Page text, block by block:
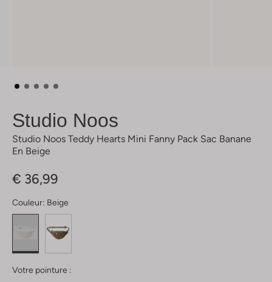
Studio Noos
Studio Noos Teddy Hearts Mini Fanny Pack Sac Banane
En Beige
€ 36,99
Couleur: Beige
Votre pointure :